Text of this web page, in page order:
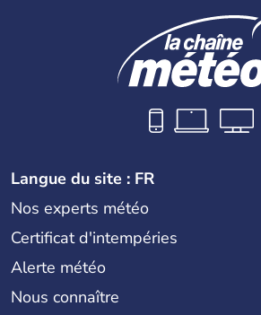
Langue du site : FR
Nos experts météo
Certificat d'intempéries
Alerte météo
Nous connaître